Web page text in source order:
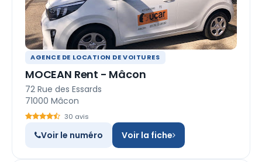
AGENCE DE LOCATION DE VOITURES
MOCEAN Rent - Mâcon
72 Rue des Essards
71000 Mâcon
30 avis
Voir le numéro Voir la fiche